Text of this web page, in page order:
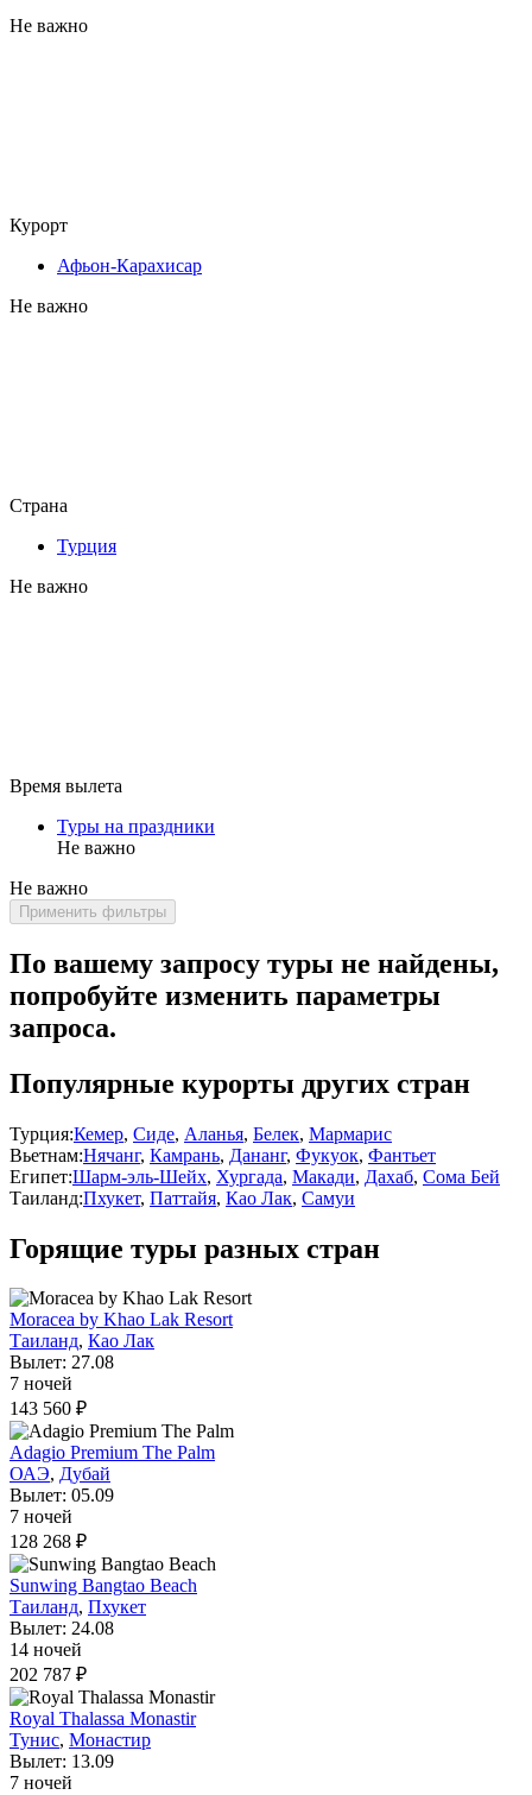
Не важно
Курорт
Афьон-Карахисар
Не важно
Страна
Турция
Не важно
Время вылета
Туры на праздники
Не важно
Не важно
Применить фильтры
По вашему запросу туры не найдены,
попробуйте изменить параметры
запроса.
Популярные курорты других стран
Турция:Кемер, Сиде, Аланья, Белек, Мармарис
Вьетнам:Нячанг, Камрань, Дананг, Фукуок, Фантьет
Египет:Шарм-эль-Шейх, Хургада, Макади, Дахаб, Сома Бей
Таиланд:Пхукет, Паттайя, Као Лак, Самуи
Горящие туры разных стран
Moracea by Khao Lak Resort
Таиланд, Као Лак
Вылет: 27.08
7 ночей
143 560 ₽
Adagio Premium The Palm
ОАЭ, Дубай
Вылет: 05.09
7 ночей
128 268 ₽
Sunwing Bangtao Beach
Таиланд, Пхукет
Вылет: 24.08
14 ночей
202 787 ₽
Royal Thalassa Monastir
Тунис, Монастир
Вылет: 13.09
7 ночей